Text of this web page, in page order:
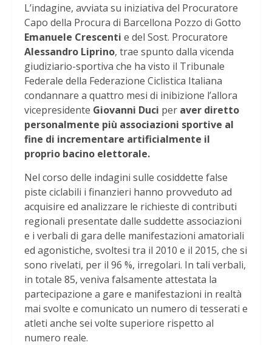
L’indagine, avviata su iniziativa del Procuratore
Capo della Procura di Barcellona Pozzo di Gotto
Emanuele Crescenti e del Sost. Procuratore
Alessandro Liprino, trae spunto dalla vicenda
giudiziario-sportiva che ha visto il Tribunale
Federale della Federazione Ciclistica Italiana
condannare a quattro mesi di inibizione l’allora
vicepresidente Giovanni Duci per aver diretto
personalmente più associazioni sportive al
fine di incrementare artificialmente il
proprio bacino elettorale.
Nel corso delle indagini sulle cosiddette false
piste ciclabili i finanzieri hanno provveduto ad
acquisire ed analizzare le richieste di contributi
regionali presentate dalle suddette associazioni
e i verbali di gara delle manifestazioni amatoriali
ed agonistiche, svoltesi tra il 2010 e il 2015, che si
sono rivelati, per il 96 %, irregolari. In tali verbali,
in totale 85, veniva falsamente attestata la
partecipazione a gare e manifestazioni in realtà
mai svolte e comunicato un numero di tesserati e
atleti anche sei volte superiore rispetto al
numero reale.